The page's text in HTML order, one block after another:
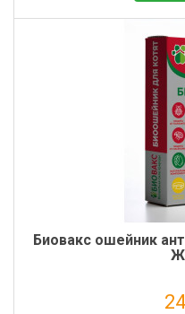
Биовакс ошейник